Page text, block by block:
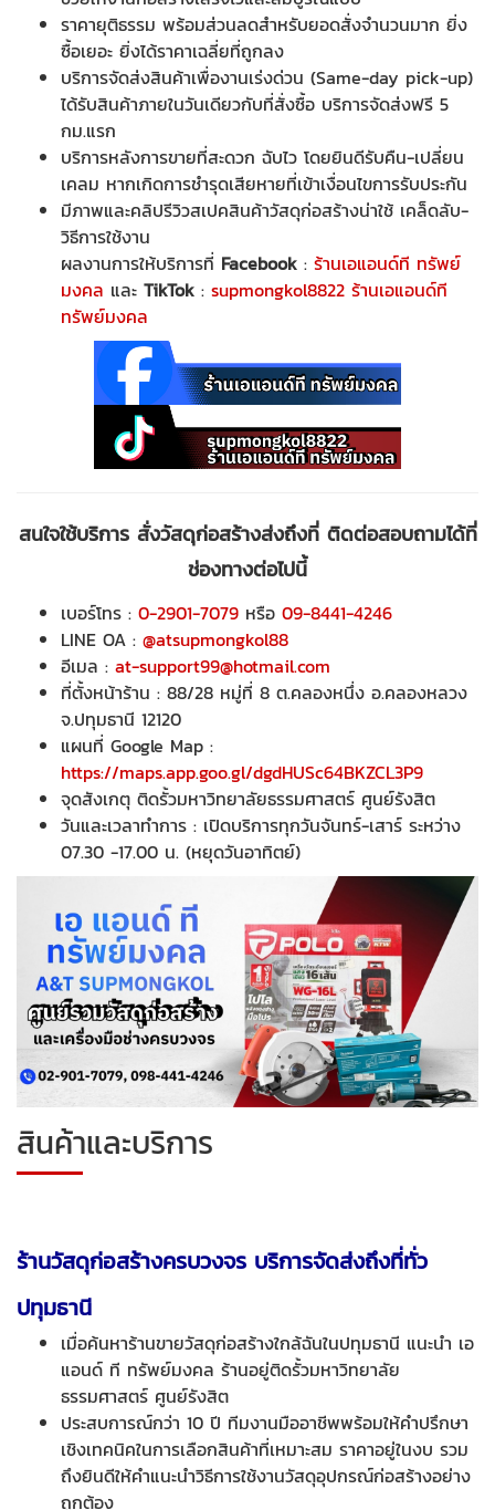
ราคายุติธรรม พร้อมส่วนลดสำหรับยอดสั่งจำนวนมาก ยิ่ง
ซื้อเยอะ ยิ่งได้ราคาเฉลี่ยที่ถูกลง
บริการจัดส่งสินค้าเพื่องานเร่งด่วน (Same-day pick-up)
ได้รับสินค้าภายในวันเดียวกับที่สั่งซื้อ บริการจัดส่งฟรี 5
กม.แรก
บริการหลังการขายที่สะดวก ฉับไว โดยยินดีรับคืน-เปลี่ยน
เคลม หากเกิดการชำรุดเสียหายที่เข้าเงื่อนไขการรับประกัน
มีภาพและคลิปรีวิวสเปคสินค้าวัสดุก่อสร้างน่าใช้ เคล็ดลับ-
วิธีการใช้งาน
ผลงานการให้บริการที่ Facebook : ร้านเอแอนด์ที ทรัพย์
มงคล และ TikTok : supmongkol8822 ร้านเอแอนด์ที
ทรัพย์มงคล
สนใจใช้บริการ สั่งวัสดุก่อสร้างส่งถึงที่ ติดต่อสอบถามได้ที่
ช่องทางต่อไปนี้
เบอร์โทร : 0-2901-7079 หรือ 09-8441-4246
LINE OA : @atsupmongkol88
อีเมล : at-support99@hotmail.com
ที่ตั้งหน้าร้าน : 88/28 หมู่ที่ 8 ต.คลองหนึ่ง อ.คลองหลวง
จ.ปทุมธานี 12120
แผนที่ Google Map :
https://maps.app.goo.gl/dgdHUSc64BKZCL3P9
จุดสังเกตุ ติดรั้วมหาวิทยาลัยธรรมศาสตร์ ศูนย์รังสิต
วันและเวลาทำการ : เปิดบริการทุกวันจันทร์-เสาร์ ระหว่าง
07.30 -17.00 น. (หยุดวันอาทิตย์)
สินค้าและบริการ
ร้านวัสดุก่อสร้างครบวงจร บริการจัดส่งถึงที่ทั่ว
ปทุมธานี
เมื่อค้นหาร้านขายวัสดุก่อสร้างใกล้ฉันในปทุมธานี แนะนำ เอ
แอนด์ ที ทรัพย์มงคล ร้านอยู่ติดรั้วมหาวิทยาลัย
ธรรมศาสตร์ ศูนย์รังสิต
ประสบการณ์กว่า 10 ปี ทีมงานมืออาชีพพร้อมให้คำปรึกษา
เชิงเทคนิคในการเลือกสินค้าที่เหมาะสม ราคาอยู่ในงบ รวม
ถึงยินดีให้คำแนะนำวิธีการใช้งานวัสดุอุปกรณ์ก่อสร้างอย่าง
ถูกต้อง